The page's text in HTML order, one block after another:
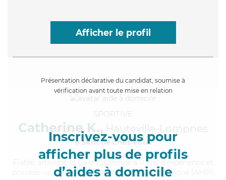
Afficher le profil
Présentation déclarative du candidat, soumise à
vérification avant toute mise en relation
Inscrivez-vous pour
afficher plus de profils
d’aides à domicile
SPORTIVE
Catherine K., Hauteville-Lompnes
à 5km de chez Vous
, altruiste et gaie, Catherine a 11 ans d'expérience et
possède un diplôme d'Aide Médico-Psychologique (AMP).